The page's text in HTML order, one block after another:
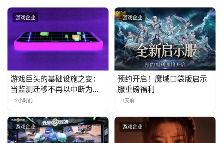
月
0
游
茶
对
接
游戏企业
游戏巨头的基础设施之变：
当监测迁移不再以中断为代
价2小时前
游戏企业
预约开启！魔域口袋版启示
服重磅福利
1天前
游戏企业 游戏企业